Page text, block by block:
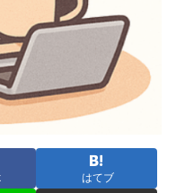
はてブ